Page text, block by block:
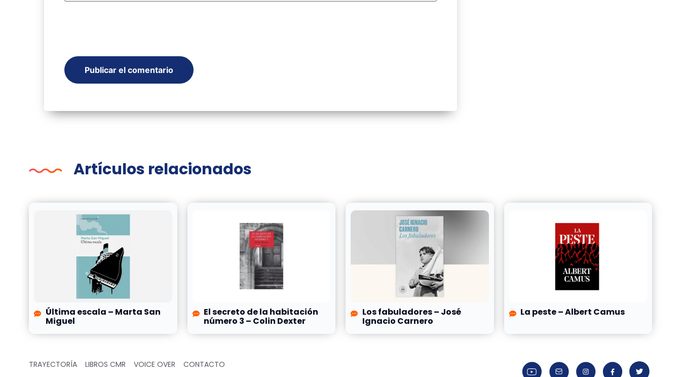
Artículos relacionados
Última escala – Marta San
Miguel
El secreto de la habitación
número 3 – Colin Dexter
Los fabuladores – José
Ignacio Carnero
La peste – Albert Camus
TRAYECTORÍA LIBROS CMR VOICE OVER CONTACTO